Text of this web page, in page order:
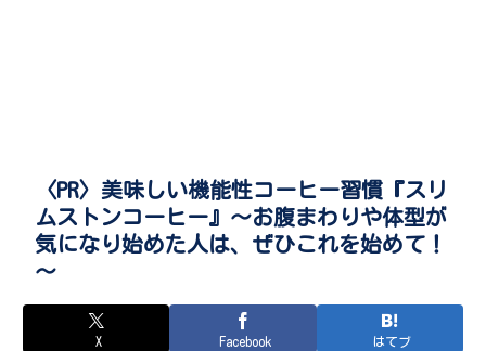
〈PR〉美味しい機能性コーヒー習慣『スリ
ムストンコーヒー』～お腹まわりや体型が
気になり始めた人は、ぜひこれを始めて！
～
X Facebook はてブ